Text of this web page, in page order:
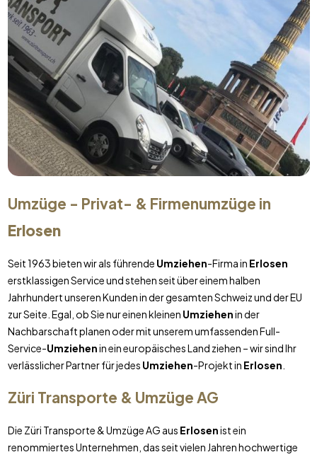
Umzüge - Privat- & Firmenumzüge in
Erlosen
Seit 1963 bieten wir als führende Umziehen-Firma in Erlosen
erstklassigen Service und stehen seit über einem halben
Jahrhundert unseren Kunden in der gesamten Schweiz und der EU
zur Seite. Egal, ob Sie nur einen kleinen Umziehenin der
Nachbarschaft planen oder mit unserem umfassenden Full-
Service-Umziehenin ein europäisches Land ziehen – wir sind Ihr
verlässlicher Partner für jedes Umziehen-Projekt in Erlosen
Züri Transporte & Umzüge AG
Die Züri Transporte & Umzüge AG aus Erlosenist ein
renommiertes Unternehmen, das seit vielen Jahren hochwertige